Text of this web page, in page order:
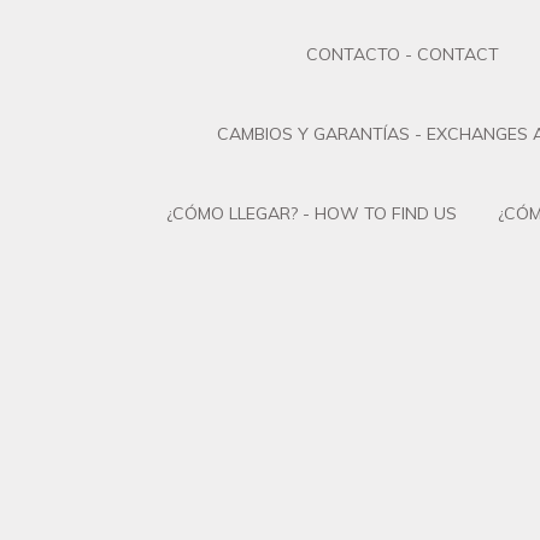
CONTACTO - CONTACT
CAMBIOS Y GARANTÍAS - EXCHANGES
¿CÓMO LLEGAR? - HOW TO FIND US